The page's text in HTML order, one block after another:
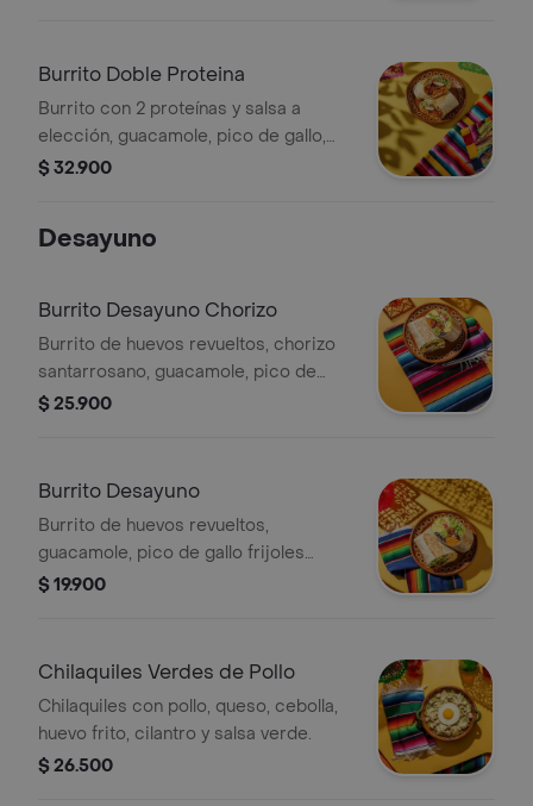
Burrito Doble Proteina
Burrito con 2 proteínas y salsa a
elección, guacamole, pico de gallo,
frijoles negros, arroz achiote, lechuga
$ 32.900
Desayuno
Burrito Desayuno Chorizo
Burrito de huevos revueltos, chorizo
santarrosano, guacamole, pico de
gallo frijoles negros, arroz achiote,
$ 25.900
Burrito Desayuno
Burrito de huevos revueltos,
guacamole, pico de gallo frijoles
negros, arroz achiote, lechuga, queso
$ 19.900
Chilaquiles Verdes de Pollo
Chilaquiles con pollo, queso, cebolla,
huevo frito, cilantro y salsa verde.
$ 26.500